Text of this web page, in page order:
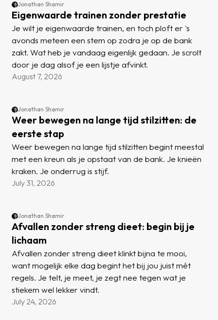
Jonathan Shamir
Eigenwaarde trainen zonder prestatie
Je wilt je eigenwaarde trainen, en toch ploft er 's
avonds meteen een stem op zodra je op de bank
zakt. Wat heb je vandaag eigenlijk gedaan. Je scrolt
door je dag alsof je een lijstje afvinkt.
August 7, 2026
Jonathan Shamir
Weer bewegen na lange tijd stilzitten: de
eerste stap
Weer bewegen na lange tijd stilzitten begint meestal
met een kreun als je opstaat van de bank. Je knieën
kraken. Je onderrug is stijf.
July 31, 2026
Jonathan Shamir
Afvallen zonder streng dieet: begin bij je
lichaam
Afvallen zonder streng dieet klinkt bijna te mooi,
want mogelijk elke dag begint het bij jou juist mét
regels. Je telt, je meet, je zegt nee tegen wat je
stiekem wel lekker vindt.
July 24, 2026